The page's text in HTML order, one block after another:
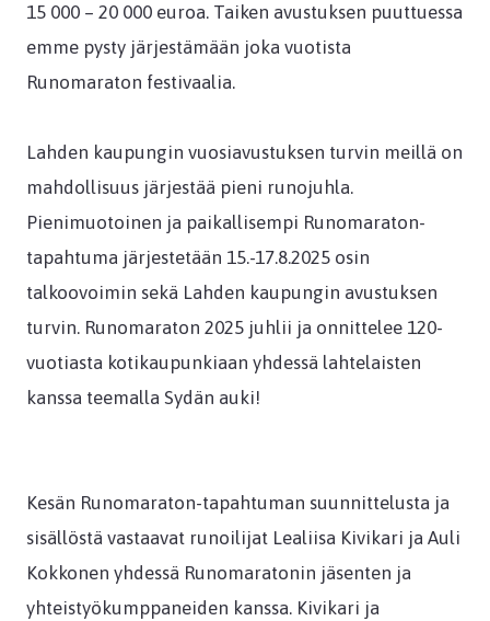
15 000 – 20 000 euroa. Taiken avustuksen puuttuessa
emme pysty järjestämään joka vuotista
Runomaraton festivaalia.
Lahden kaupungin vuosiavustuksen turvin meillä on
mahdollisuus järjestää pieni runojuhla.
Pienimuotoinen ja paikallisempi Runomaraton-
tapahtuma järjestetään 15.-17.8.2025 osin
talkoovoimin sekä Lahden kaupungin avustuksen
turvin. Runomaraton 2025 juhlii ja onnittelee 120-
vuotiasta kotikaupunkiaan yhdessä lahtelaisten
kanssa teemalla Sydän auki!
Kesän Runomaraton-tapahtuman suunnittelusta ja
sisällöstä vastaavat runoilijat Lealiisa Kivikari ja Auli
Kokkonen yhdessä Runomaratonin jäsenten ja
yhteistyökumppaneiden kanssa. Kivikari ja